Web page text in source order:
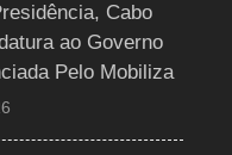
Cabo
ao Governo
Pelo Mobiliza